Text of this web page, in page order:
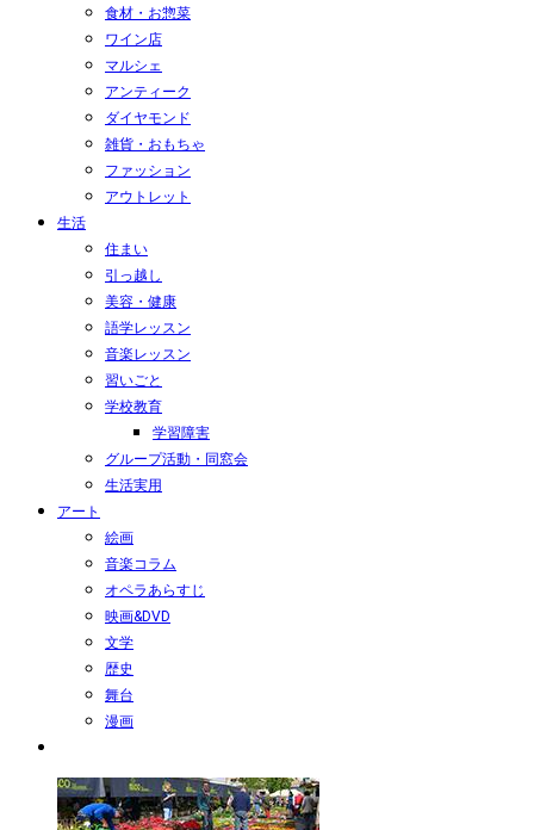
食材・お惣菜
ワイン店
マルシェ
アンティーク
ダイヤモンド
雑貨・おもちゃ
ファッション
アウトレット
生活
住まい
引っ越し
美容・健康
語学レッスン
音楽レッスン
習いごと
学校教育
学習障害
グループ活動・同窓会
生活実用
アート
絵画
音楽コラム
オペラあらすじ
映画&DVD
文学
歴史
舞台
漫画